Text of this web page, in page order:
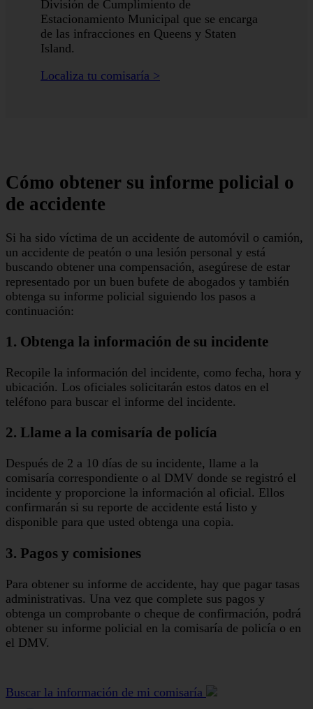
División de Cumplimiento de
Estacionamiento Municipal que se encarga
de las infracciones en Queens y Staten
Island.
Localiza tu comisaría ˃
Cómo obtener su informe policial o
de accidente
Si ha sido víctima de un accidente de automóvil o camión,
un accidente de peatón o una lesión personal y está
buscando obtener una compensación, asegúrese de estar
representado por un buen bufete de abogados y también
obtenga su informe policial siguiendo los pasos a
continuación:
1. Obtenga la información de su incidente
Recopile la información del incidente, como fecha, hora y
ubicación. Los oficiales solicitarán estos datos en el
teléfono para buscar el informe del incidente.
2. Llame a la comisaría de policía
Después de 2 a 10 días de su incidente, llame a la
comisaría correspondiente o al DMV donde se registró el
incidente y proporcione la información al oficial. Ellos
confirmarán si su reporte de accidente está listo y
disponible para que usted obtenga una copia.
3. Pagos y comisiones
Para obtener su informe de accidente, hay que pagar tasas
administrativas. Una vez que complete sus pagos y
obtenga un comprobante o cheque de confirmación, podrá
obtener su informe policial en la comisaría de policía o en
el DMV.
Buscar la información de mi comisaría